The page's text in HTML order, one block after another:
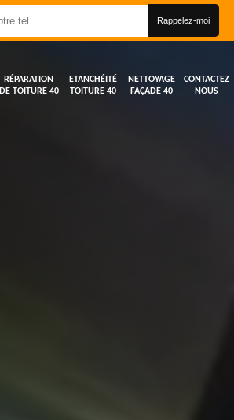
RÉPARATION
DE TOITURE 40
ETANCHÉITÉ
TOITURE 40
NETTOYAGE
FAÇADE 40
CONTACTEZ
NOUS